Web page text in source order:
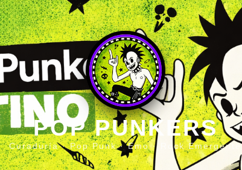
POP PUNKERS
Curaduría · Pop Punk · Emo · Rock Emergente